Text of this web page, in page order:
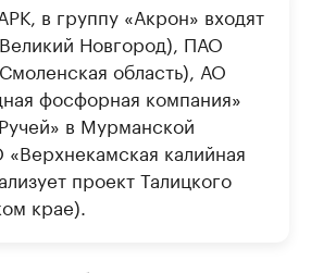
в группу «Акрон» входят
Новгород), ПАО
область), АО
фосфорная компания»
в Мурманской
калийная
проект Талицкого
крае).